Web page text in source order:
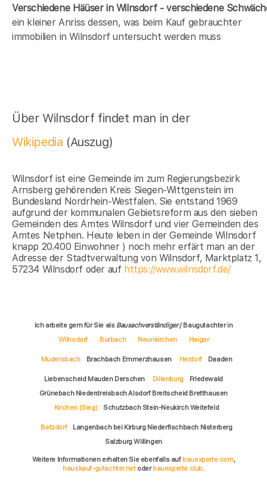
Verschiedene Häüser in Wilnsdorf - verschiedene
ein kleiner Anriss dessen, was beim Kauf gebrauchter
immobilien in Wilnsdorf untersucht werden muss
Über Wilnsdorf findet man in der
Wikipedia (Auszug)
Wilnsdorf ist eine Gemeinde im zum Regierungsbezirk
Arnsberg gehörenden Kreis Siegen-Wittgenstein im
Bundesland Nordrhein-Westfalen. Sie entstand 1969
aufgrund der kommunalen Gebietsreform aus den sieben
Gemeinden des Amtes Wilnsdorf und vier Gemeinden des
Amtes Netphen. Heute leben in der Gemeinde Wilnsdorf
knapp 20.400 Einwohner ) noch mehr erfärt man an der
Adresse der Stadtverwaltung von Wilnsdorf, Marktplatz 1,
57234 Wilnsdorf oder auf https://www.wilnsdorf.de/
Ich arbeite gern für Sie als Bausachverständiger/ Baugutachter in
Wilnsdorf
Burbach Neunkirchen Haiger
Mudersbach Brachbach Emmerzhausen Herdorf Daaden
Liebenscheid Mauden Derschen Dillenburg
Friedewald
Grünebach Niederdreisbach Alsdorf Breitscheid Bretthausen
Kirchen (Sieg)
Schutzbach Stein-Neukirch Weitefeld
Betzdorf
Langenbach bei Kirburg Niederfischbach Nisterberg
Salzburg Willingen
Weitere Informationen erhalten Sie ebenfalls auf bauexperte.com,
hauskauf-gutachter.netoderbauexperte.club.